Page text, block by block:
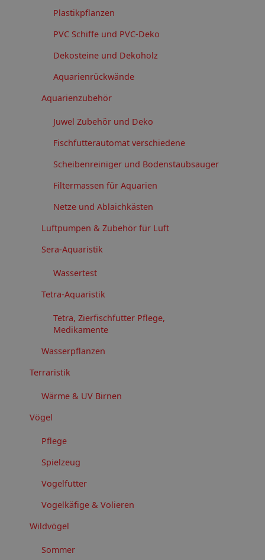
Plastikpflanzen
PVC Schiffe und PVC-Deko
Dekosteine und Dekoholz
Aquarienrückwände
Aquarienzubehör
Juwel Zubehör und Deko
Fischfutterautomat verschiedene
Scheibenreiniger und Bodenstaubsauger
Filtermassen für Aquarien
Netze und Ablaichkästen
Luftpumpen & Zubehör für Luft
Sera-Aquaristik
Wassertest
Tetra-Aquaristik
Tetra, Zierfischfutter Pflege,
Medikamente
Wasserpflanzen
Terraristik
Wärme & UV Birnen
Vögel
Pflege
Spielzeug
Vogelfutter
Vogelkäfige & Volieren
Wildvögel
Sommer